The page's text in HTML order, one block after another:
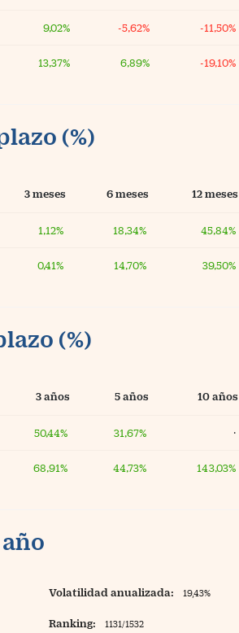
9,02% -5,62% -11,50%
13,37% 6,89% -19,10%
(%)
3 meses 6 meses 12 meses
1,12% 18,34% 45,84%
0,41% 14,70% 39,50%
(%)
3 años 5 años 10 años
50,44% 31,67% ·
68,91% 44,73% 143,03%
Volatilidad anualizada: 19,43%
Ranking: 1131/1532